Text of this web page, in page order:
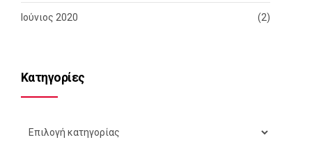
Ιούνιος 2020 (2)
Kατηγορίες